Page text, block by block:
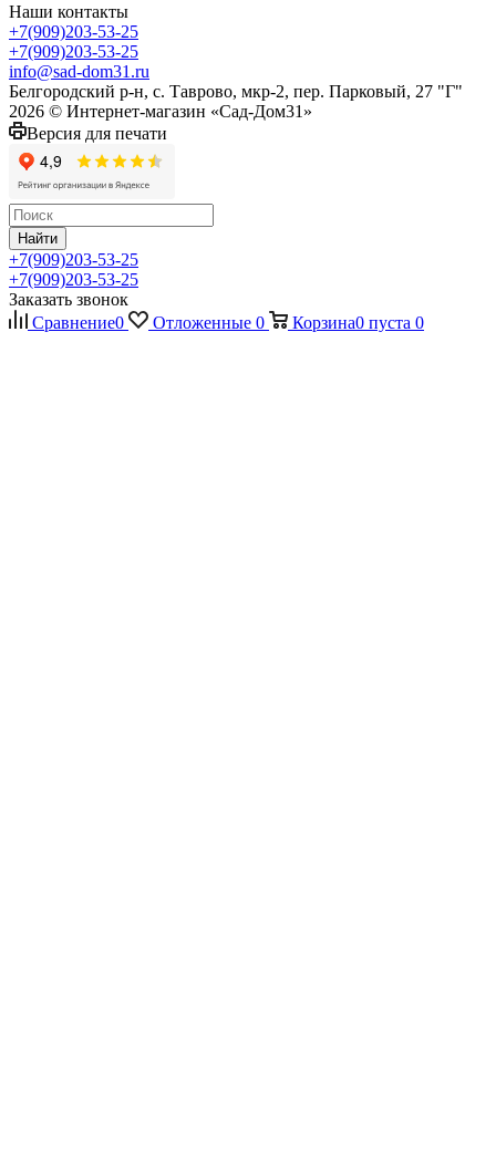
Наши контакты
+7(909)203-53-25
+7(909)203-53-25
info@sad-dom31.ru
Белгородский р-н, с. Таврово, мкр-2, пер. Парковый, 27 "Г"
2026 © Интернет-магазин «Сад-Дом31»
Версия для печати
Найти
+7(909)203-53-25
+7(909)203-53-25
Заказать звонок
Сравнение0 Отложенные 0 Корзина0 пуста 0